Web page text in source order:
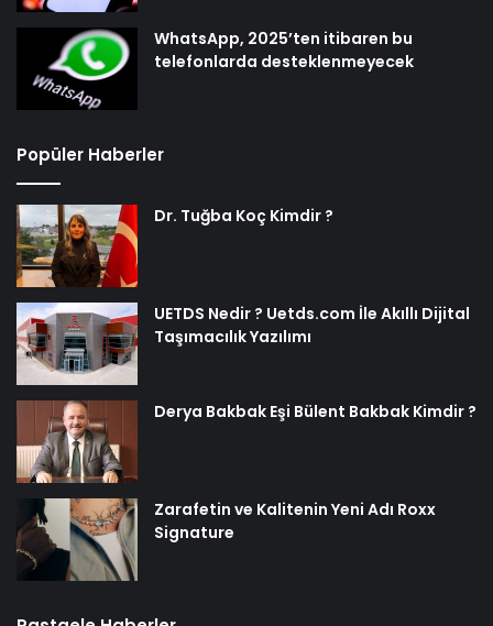
WhatsApp, 2025’ten itibaren bu
telefonlarda desteklenmeyecek
Popüler Haberler
Dr. Tuğba Koç Kimdir ?
UETDS Nedir ? Uetds.com İle Akıllı Dijital
Taşımacılık Yazılımı
Derya Bakbak Eşi Bülent Bakbak Kimdir ?
Zarafetin ve Kalitenin Yeni Adı Roxx
Signature